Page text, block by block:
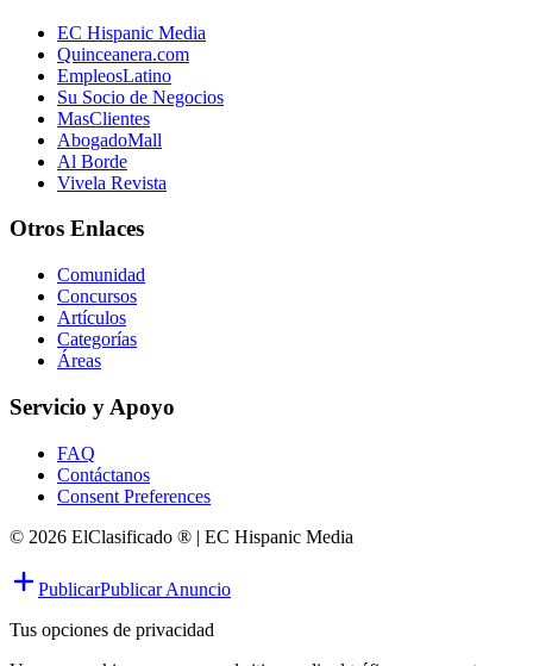
EC Hispanic Media
Quinceanera.com
EmpleosLatino
Su Socio de Negocios
MasClientes
AbogadoMall
Al Borde
Vivela Revista
Otros Enlaces
Comunidad
Concursos
Artículos
Categorías
Áreas
Servicio y Apoyo
FAQ
Contáctanos
Consent Preferences
© 2026 ElClasificado ® | EC Hispanic Media
PublicarPublicar Anuncio
Tus opciones de privacidad